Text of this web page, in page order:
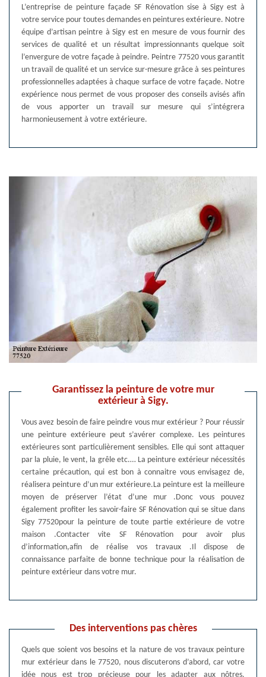
L’entreprise de peinture façade SF Rénovation sise à Sigy est à
votre service pour toutes demandes en peintures extérieure. Notre
équipe d’artisan peintre à Sigy est en mesure de vous fournir des
services de qualité et un résultat impressionnants quelque soit
l’envergure de votre façade à peindre. Peintre 77520 vous garantit
un travail de qualité et un service sur-mesure grâce à ses peintures
professionnelles adaptées à chaque surface de votre façade. Notre
expérience nous permet de vous proposer des conseils avisés afin
de vous apporter un travail sur mesure qui s’intégrera
harmonieusement à votre extérieure.
Garantissez la peinture de votre mur
extérieur à Sigy.
Vous avez besoin de faire peindre vous mur extérieur ? Pour réussir
une peinture extérieure peut s’avérer complexe. Les peintures
extérieures sont particulièrement sensibles. Elle qui sont attaquer
par la pluie, le vent, la grêle etc.… La peinture extérieur nécessités
certaine précaution, qui est bon à connaitre vous envisagez de,
réalisera peinture d’un mur extérieure.La peinture est la meilleure
moyen de préserver l’état d’une mur .Donc vous pouvez
également profiter les savoir-faire SF Rénovation qui se situe dans
Sigy 77520pour la peinture de toute partie extérieure de votre
maison .Contacter vite SF Rénovation pour avoir plus
d’information,afin de réalise vos travaux .Il dispose de
connaissance parfaite de bonne technique pour la réalisation de
peinture extérieur dans votre mur.
Des interventions pas chères
Quels que soient vos besoins et la nature de vos travaux peinture
mur extérieur dans le 77520, nous discuterons d’abord, car votre
idée nous est trop précieuse pour les adapter aux nôtres.